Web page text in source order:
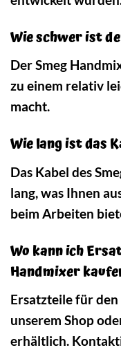
Wie schwer ist
Der Smeg
zu einem relativ
macht.
Wie lang ist das
Das Kabel des
lang, was Ihnen
beim Arbeiten
Wo kann ich
Handmixer
Ersatzteile für den
unserem Shop
erhältlich.